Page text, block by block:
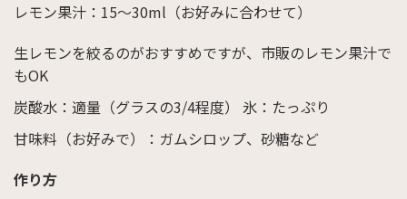
レモン果汁：15～30ml（お好みに合わせて）
生レモンを絞るのがおすすめですが、市販のレモン果汁で
もOK
炭酸水：適量（グラスの3/4程度）
氷：たっぷり
甘味料（お好みで）：ガムシロップ、砂糖など
作り方